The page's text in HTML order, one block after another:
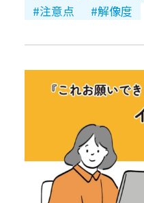
注意点
解像度